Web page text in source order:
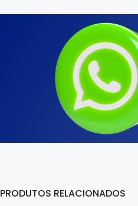
PRODUTOS RELACIONADOS